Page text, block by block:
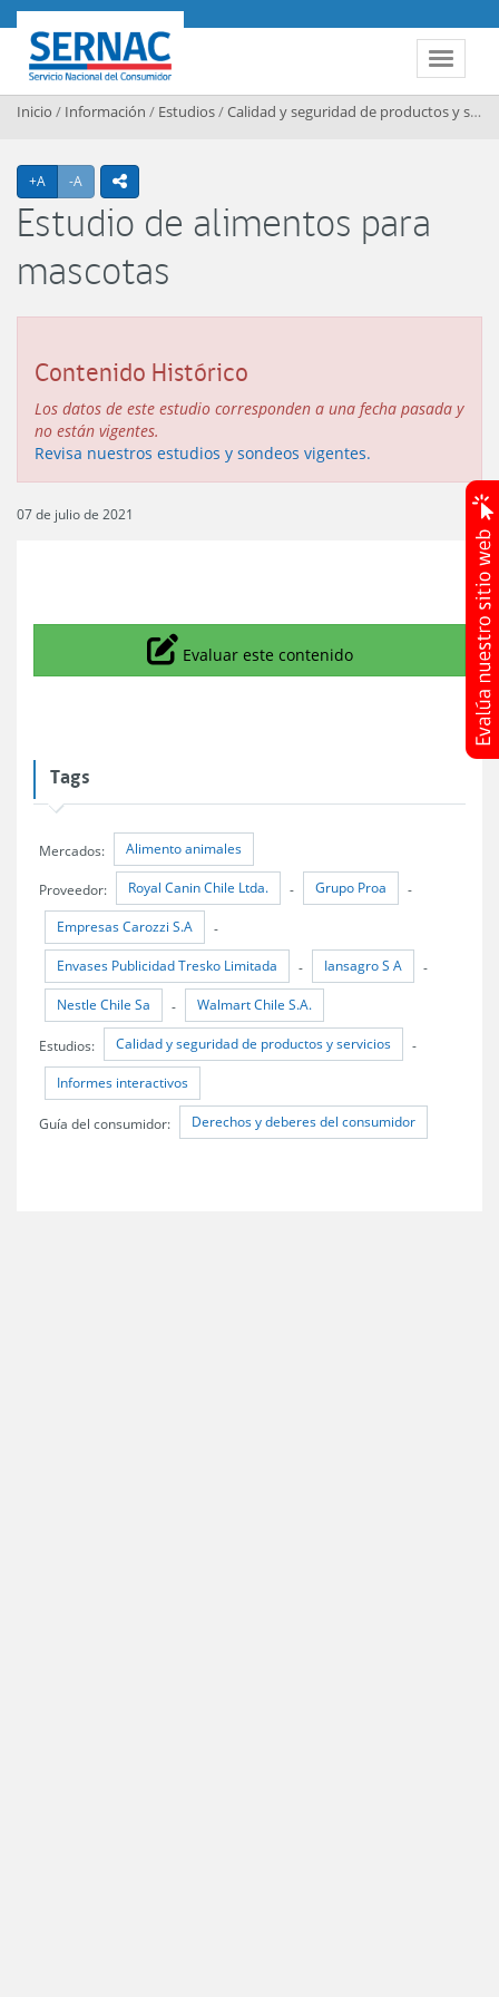
Contenido principal
Toggle
SERNAC
Inicio / Información / Estudios/Calidad y seguridad de productos y servicios
+A Agrandar texto
-A Achicar textoicono compartir
Estudio de alimentos para
mascotas
Contenido Histórico
Los datos de este estudio corresponden a una fecha pasada y
no están vigentes.
Revisa nuestros estudios y sondeos vigentes.
07 de julio de 2021
Icono
Evaluar este contenido
Tags
Mercados: Alimento animales
Proveedor: Royal Canin Chile Ltda. - Grupo Proa -
Empresas Carozzi S.A -
Envases Publicidad Tresko Limitada - Iansagro S A -
Nestle Chile Sa - Walmart Chile S.A.
Estudios: Calidad y seguridad de productos y servicios -
Informes interactivos
Guía del consumidor: Derechos y deberes del consumidor